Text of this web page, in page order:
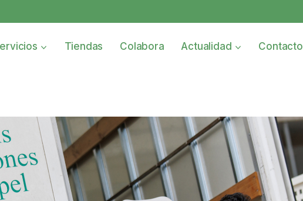
Tiendas Colabora Actualidad Contacto